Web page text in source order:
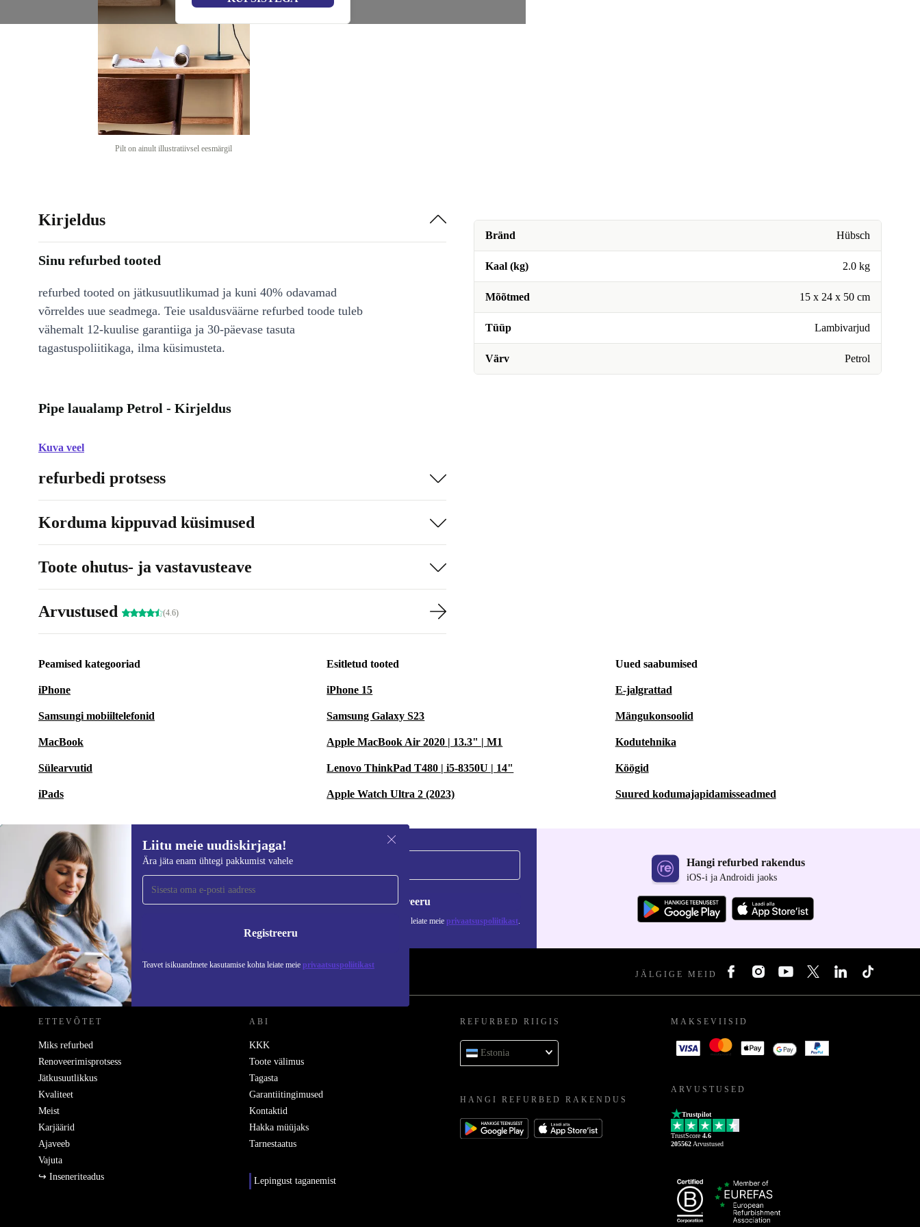
Pilt on ainult illustratiivsel eesmärgil
Bränd Hübsch
Kaal (kg) 2.0 kg
Mõõtmed 15 x 24 x 50 cm
Tüüp Lambivarjud
Värv Petrol
Kirjeldus
Sinu refurbed tooted
refurbed tooted on jätkusuutlikumad ja kuni 40% odavamad
võrreldes uue seadmega. Teie usaldusväärne refurbed toode tuleb
vähemalt 12-kuulise garantiiga ja 30-päevase tasuta
tagastuspoliitikaga, ilma küsimusteta.
Pipe laualamp Petrol - Kirjeldus
Kuva veel
refurbedi protsess
Korduma kippuvad küsimused
Toote ohutus- ja vastavusteave
Arvustused (4.6)
Peamised kategooriad
iPhone
Samsungi mobiiltelefonid
MacBook
Sülearvutid
iPads
Esitletud tooted
iPhone 15
Samsung Galaxy S23
Apple MacBook Air 2020 | 13.3" | M1
Lenovo ThinkPad T480 | i5-8350U | 14"
Apple Watch Ultra 2 (2023)
Uued saabumised
E-jalgrattad
Mängukonsoolid
Kodutehnika
Köögid
Suured kodumajapidamisseadmed
Liitu meie uudiskirjaga!
Ära jäta enam ühtegi pakkumist vahele
Registreeru
Teavet isikuandmete kasutamise kohta leiate meie privaatsuspoliitikast
Liitu meie uudiskirjaga!
Ära jäta enam ühtegi pakkumist vahele. Registreeru
Teavet isikuandmete kasutamise kohta leiate meie privaatsuspoliitikast.
Hangi refurbed rakendus
iOS-i ja Androidi jaoks
REFURBED EESTI - RETHINK NEW. JÄLGIGE MEID
ETTEVÕTET
Miks refurbed
Renoveerimisprotsess
Jätkusuutlikkus
Kvaliteet
Meist
Karjäärid
Ajaveeb
Vajuta
↪ Inseneriteadus
ABI
KKK
Toote välimus
Tagasta
Garantiitingimused
Kontaktid
Hakka müüjaks
Tarnestaatus
Lepingust taganemist
REFURBED RIIGIS
Estonia
HANGI REFURBED RAKENDUS
MAKSEVIISID
ARVUSTUSED
Trustpilot
TrustScore 4.6
205562 Arvustused